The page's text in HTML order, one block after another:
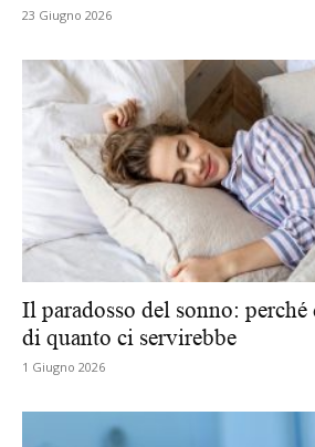
23 Giugno 2026
Il paradosso del sonno:
di quanto ci servirebbe
1 Giugno 2026